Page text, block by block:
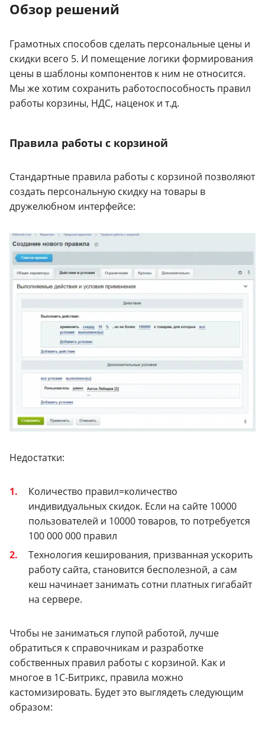
Обзор решений
Грамотных способов сделать персональные цены и
скидки всего 5. И помещение логики формирования
цены в шаблоны компонентов к ним не относится.
Мы же хотим сохранить работоспособность правил
работы корзины, НДС, наценок и т.д.
Правила работы с корзиной
Стандартные правила работы с корзиной позволяют
создать персональную скидку на товары в
дружелюбном интерфейсе:
Недостатки:
Количество правил=количество
индивидуальных скидок. Если на сайте 10000
пользователей и 10000 товаров, то потребуется
100 000 000 правил
Технология кеширования, призванная ускорить
работу сайта, становится бесполезной, а сам
кеш начинает занимать сотни платных гигабайт
на сервере.
Чтобы не заниматься глупой работой, лучше
обратиться к справочникам и разработке
собственных правил работы с корзиной. Как и
многое в 1С-Битрикс, правила можно
кастомизировать. Будет это выглядеть следующим
образом: